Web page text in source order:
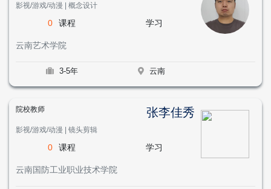
影视/游戏/动漫 | 概念设计
0 课程 学习
云南艺术学院
3-5年 云南
院校教师 张李佳秀
影视/游戏/动漫 | 镜头剪辑
0 课程 学习
云南国防工业职业技术学院